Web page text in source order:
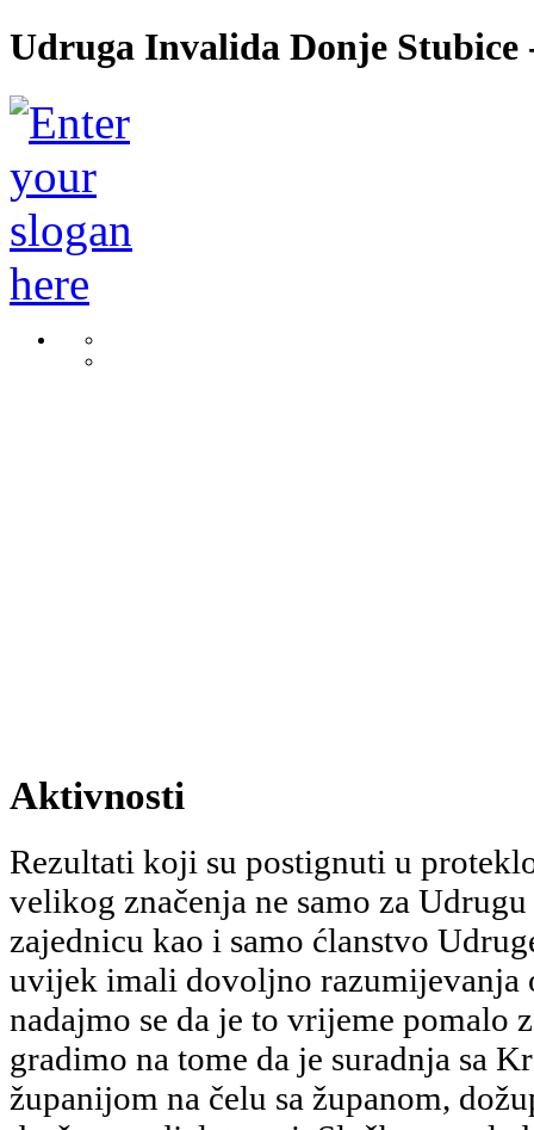
Udruga Invalida Donje Stubice
Aktivnosti
Rezultati koji su postignuti u
velikog značenja ne samo za
zajednicu kao i samo ćlanstvo
uvijek imali dovoljno razumijevanja
nadajmo se da je to vrijeme pomalo
gradimo na tome da je suradnja sa
županijom na čelu sa županom,